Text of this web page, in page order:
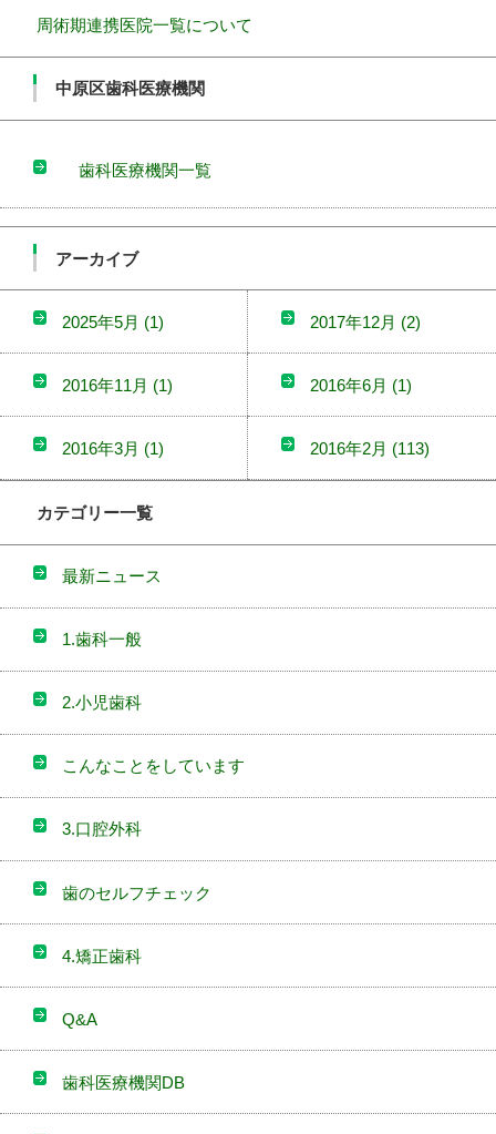
周術期連携医院一覧について
中原区歯科医療機関
歯科医療機関一覧
アーカイブ
2025年5月 (1) 2017年12月 (2)
2016年11月 (1) 2016年6月 (1)
2016年3月 (1) 2016年2月 (113)
カテゴリー一覧
最新ニュース
1.歯科一般
2.小児歯科
こんなことをしています
3.口腔外科
歯のセルフチェック
4.矯正歯科
Q&A
歯科医療機関DB